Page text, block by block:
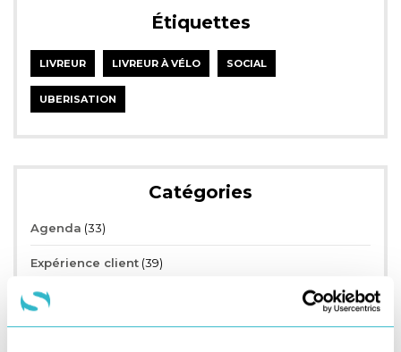
Étiquettes
LIVREUR LIVREUR À VÉLO SOCIAL
UBERISATION
Catégories
Agenda (33)
Expérience client (39)
Informations marché
Livre blanc(1)